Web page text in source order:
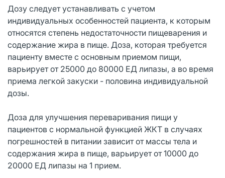
Дозу следует устанавливать с учетом
индивидуальных особенностей пациента, к которым
относятся степень недостаточности пищеварения и
содержание жира в пище. Доза, которая требуется
пациенту вместе с основным приемом пищи,
варьирует от 25000 до 80000 ЕД липазы, а во время
приема легкой закуски - половина индивидуальной
дозы.
Доза для улучшения переваривания пищи у
пациентов с нормальной функцией ЖКТ в случаях
погрешностей в питании зависит от массы тела и
содержания жира в пище, варьирует от 10000 до
20000 ЕД липазы на 1 прием.